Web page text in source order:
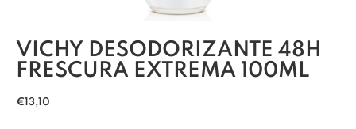
VICHY DESODORIZANTE 48H
FRESCURA EXTREMA 100ML
€13,10